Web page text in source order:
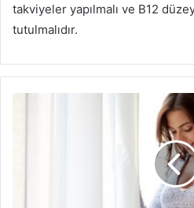
takviyeler yapılmalı ve B12
tutulmalıdır.